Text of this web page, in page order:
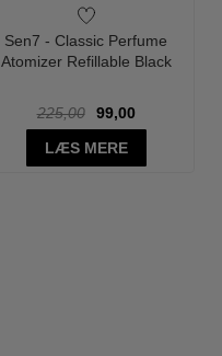
Sen7 - Classic Perfume
Atomizer Refillable Black
225,00
99,00
LÆS MERE